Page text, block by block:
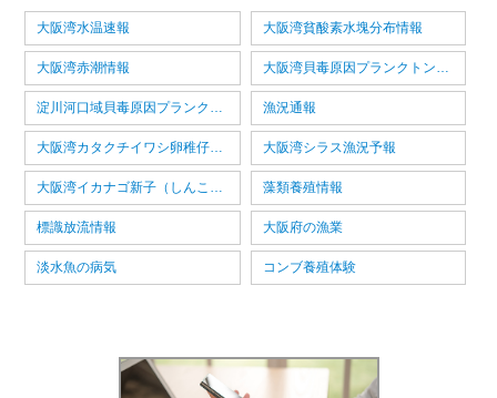
大阪湾水温速報 大阪湾貧酸素水塊分布情報
大阪湾赤潮情報 大阪湾貝毒原因プランクトン情報
淀川河口域貝毒原因プランクトン情報 漁況通報
大阪湾カタクチイワシ卵稚仔情報 大阪湾シラス漁況予報
大阪湾イカナゴ新子（しんこ）漁況予報 藻類養殖情報
標識放流情報 大阪府の漁業
淡水魚の病気 コンブ養殖体験